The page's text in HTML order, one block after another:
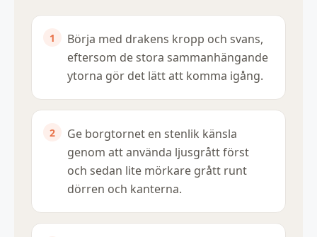
Börja med drakens kropp och svans,
eftersom de stora sammanhängande
ytorna gör det lätt att komma igång.
Ge borgtornet en stenlik känsla
genom att använda ljusgrått först
och sedan lite mörkare grått runt
dörren och kanterna.